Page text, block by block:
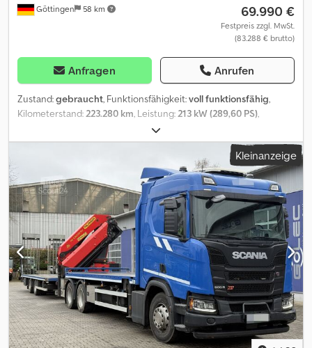
Göttingen 58 km 69.990 €
Festpreis zzgl. MwSt.
(83.288 € brutto)
Anfragen Anrufen
Zustand:gebraucht, Funktionsfähigkeit:voll funktionsfähig,
Kilometerstand: 223.280 km , Leistung: 213 kW (289,60 PS)
, Kraftstofftyp:
kg, maximales Ladegewicht:5.670 kg, Gesamtgewicht:15.000 kg,
5.425 mm
, nächste Prüfung
, Fahrerkabine:Fahrerhaus,
Getriebetyp:Automatisch , Emissionsklasse:Euro6, Federung:
Blatt-Luft , Anzahl der Sitzplätze:2, Laderaumlänge:6.220 mm,
Ausstattung:ABS, Differentialsperre, EBS (Elektronisches
Bremssystem), Elektronisches Stabilitätsprogramm (ESP),
Klimaanlage, Kran, LKW-Zulassung, Scheckheftgepflegt,
Servolenkung, Tempomat, Zentralverriegelung, elektrische
Fensterheberregelung, Zustand - Sehr gut erhaltenes Fahrzeug
aus 1. Hand Kategorie - Autokran Marke - MAN Modell - TGM 15.290
- Kran HIAB 111 ES 3 HIDUO - 223 TKm Laufleistung in km - 223280
Zulassungsmonat - 10 Zulassungsjahr - 20218 HU/AU bis - 01/2027
Hubraum in ccm - 6871 Leistung in kW - 213 Kraftstoffart - Diesel
Kleinanzeige